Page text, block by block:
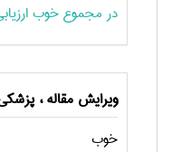
در مجموع خوب
ویرایش مقاله ،
خوب